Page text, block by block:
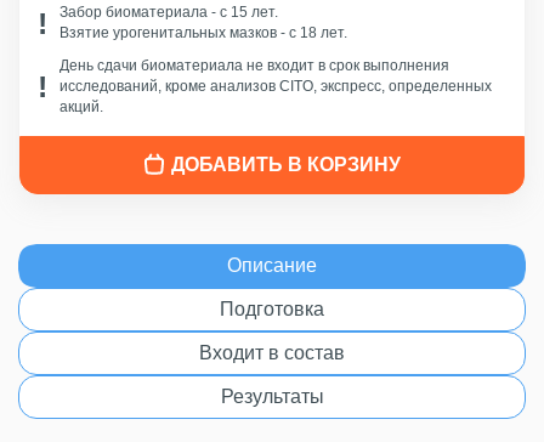
Забор биоматериала - c 15 лет.
Взятие урогенитальных мазков - с 18 лет.
День сдачи биоматериала не входит в срок выполнения
исследований, кроме анализов CITO, экспресс, определенных
акций.
ДОБАВИТЬ В КОРЗИНУ
Описание
Подготовка
Входит в состав
Результаты